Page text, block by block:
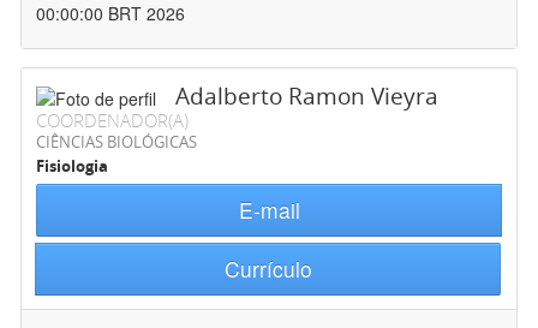
00:00:00 BRT 2026
Adalberto Ramon Vieyra
COORDENADOR(A)
CIÊNCIAS BIOLÓGICAS
Fisiologia
E-mail
Currículo